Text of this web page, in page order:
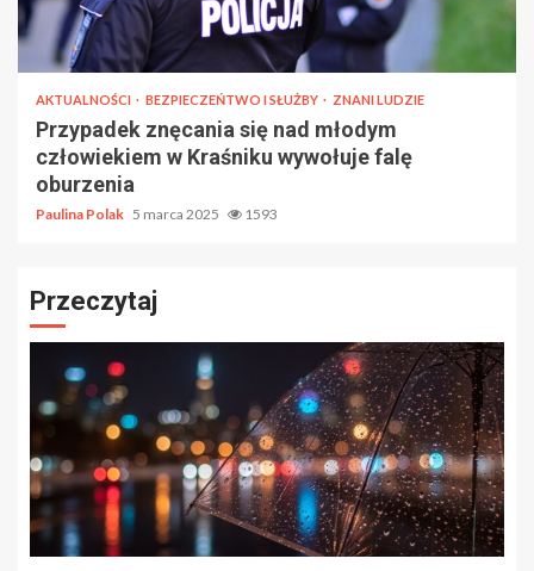
AKTUALNOŚCI BEZPIECZEŃTWO I SŁUŻBY ZNANI LUDZIE
Przypadek znęcania się nad młodym
człowiekiem w Kraśniku wywołuje falę
oburzenia
Paulina Polak 5 marca 2025 1593
Przeczytaj